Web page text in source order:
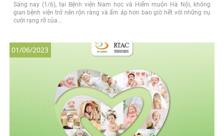
Sáng nay (1/6), tại Bệnh viện Nam học và Hiếm muộn Hà Nội, không
gian bệnh viện trở nên rộn ràng và ấm áp hơn bao giờ hết với những nụ
cười rạng rỡ của...
01/06/2023